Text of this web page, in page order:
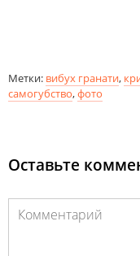
Метки: вибух гранати,
самогубство,фото
Оставьте